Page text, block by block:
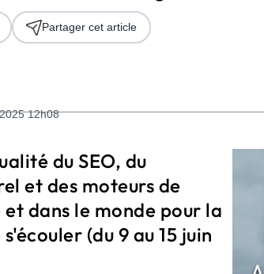
12h08
Partager cet article
du SEO, du
et des moteurs de
dans le monde pour la
(du 9 au 15 juin